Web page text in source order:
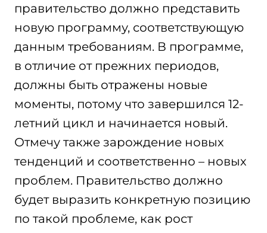
правительство должно представить
новую программу, соответствующую
данным требованиям. В программе,
в отличие от прежних периодов,
должны быть отражены новые
моменты, потому что завершился 12-
летний цикл и начинается новый.
Отмечу также зарождение новых
тенденций и соответственно – новых
проблем. Правительство должно
будет выразить конкретную позицию
по такой проблеме, как рост